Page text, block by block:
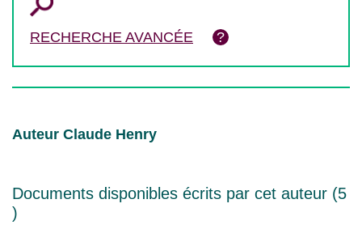
RECHERCHE AVANCÉE
Auteur Claude Henry
Documents disponibles écrits par cet auteur (5
)